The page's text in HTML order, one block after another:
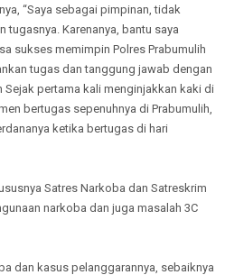
“Saya sebagai pimpinan, tidak
tugasnya. Karenanya, bantu saya
sukses memimpin Polres Prabumulih
tugas dan tanggung jawab dengan
pertama kali menginjakkan kaki di
bertugas sepenuhnya di Prabumulih,
ketika bertugas di hari
Satres Narkoba dan Satreskrim
narkoba dan juga masalah 3C
dan kasus pelanggarannya, sebaiknya